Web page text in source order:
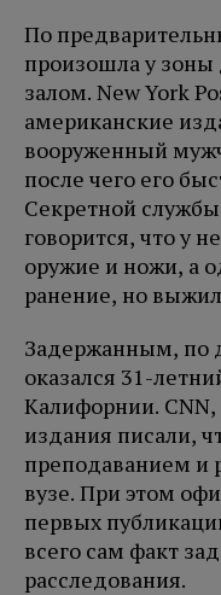
По
произошла у
залом. New York
американские
вооруженный
после чего его
Секретной
говорится, что у
оружие и ножи, а
ранение, но
Задержанным, по
оказался 31-
Калифорнии. CNN,
издания писали,
преподаванием и
вузе. При этом
первых
всего сам факт
расследования.